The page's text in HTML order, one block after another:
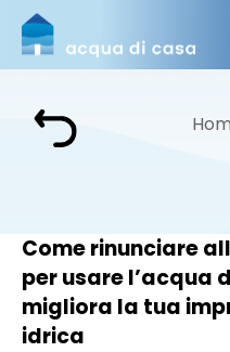
Come rinunciare
per usare l’acqua
migliora la tua
idrica